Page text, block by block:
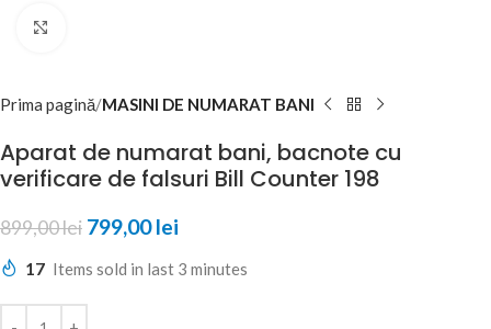
Prima pagină MASINI DE NUMARAT BANI
Aparat de numarat bani, bacnote cu
verificare de falsuri Bill Counter 198
899,00lei 799,00lei
17 Items sold in last 3 minutes